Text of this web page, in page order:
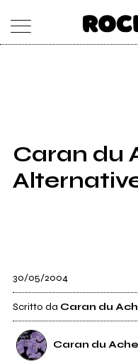
SHOP
RADIO
Caran du
30/05/2004
Scritto da Caran du
Caran du Ache